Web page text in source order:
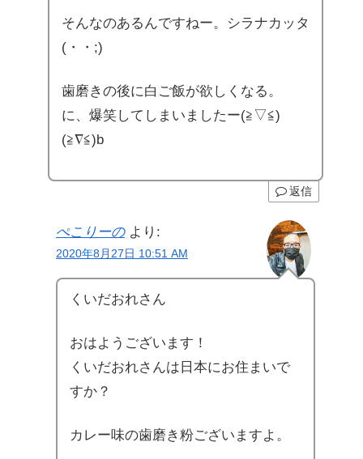
そんなのあるんですねー。シラナカッタ
(・・;)
歯磨きの後に白ご飯が欲しくなる。
に、爆笑してしまいましたー(≧▽≦)
(≧∇≦)b
返信
ぺこりーの より:
2020年8月27日 10:51 AM
くいだおれさん
おはようございます！
くいだおれさんは日本にお住まいで
すか？
カレー味の歯磨き粉ございますよ。